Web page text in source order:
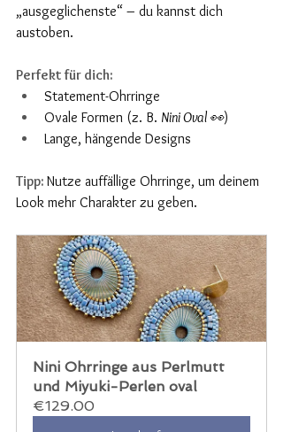
„ausgeglichenste“ – du kannst dich
austoben.
Perfekt für dich:
Statement-Ohrringe
Ovale Formen (z. B. Nini Oval 👀)
Lange, hängende Designs
Tipp: Nutze auffällige Ohrringe, um deinem
Look mehr Charakter zu geben.
Nini Ohrringe aus Perlmutt
und Miyuki-Perlen oval
€129.00